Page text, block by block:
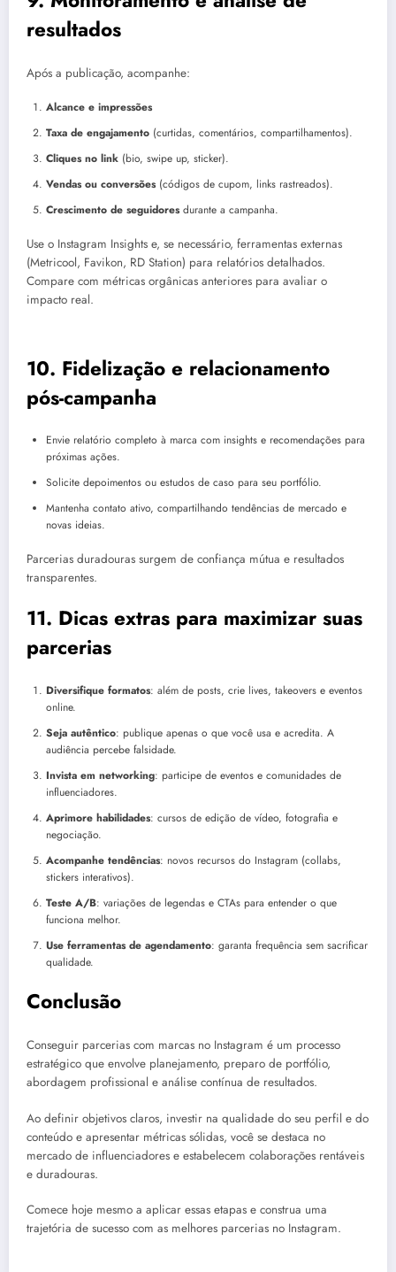
resultados
Após a publicação, acompanhe:
Alcance e impressões
Taxa de engajamento (curtidas, comentários, compartilhamentos).
Cliques no link (bio, swipe up, sticker).
Vendas ou conversões(códigos de cupom, links rastreados).
Crescimento de seguidoresdurante a campanha.
Use o Instagram Insights e, se necessário, ferramentas externas
(Metricool, Favikon, RD Station) para relatórios detalhados.
Compare com métricas orgânicas anteriores para avaliar o
impacto real.
10. Fidelização e relacionamento
pós-campanha
Envie relatório completo à marca com insights e recomendações para
próximas ações.
Solicite depoimentos ou estudos de caso para seu portfólio.
Mantenha contato ativo, compartilhando tendências de mercado e
novas ideias.
Parcerias duradouras surgem de confiança mútua e resultados
transparentes.
11. Dicas extras para maximizar suas
parcerias
Diversifique formatos: além de posts, crie lives, takeovers e eventos
online.
Seja autêntico: publique apenas o que você usa e acredita. A
audiência percebe falsidade.
Invista em networking: participe de eventos e comunidades de
influenciadores.
Aprimore habilidades: cursos de edição de vídeo, fotografia e
negociação.
Acompanhe tendências: novos recursos do Instagram (collabs,
stickers interativos).
Teste A/B: variações de legendas e CTAs para entender o que
funciona melhor.
Use ferramentas de agendamento: garanta frequência sem sacrificar
qualidade.
Conclusão
Conseguir parcerias com marcas no Instagram é um processo
estratégico que envolve planejamento, preparo de portfólio,
abordagem profissional e análise contínua de resultados.
Ao definir objetivos claros, investir na qualidade do seu perfil e do
conteúdo e apresentar métricas sólidas, você se destaca no
mercado de influenciadores e estabelecem colaborações rentáveis
e duradouras.
Comece hoje mesmo a aplicar essas etapas e construa uma
trajetória de sucesso com as melhores parcerias no Instagram.